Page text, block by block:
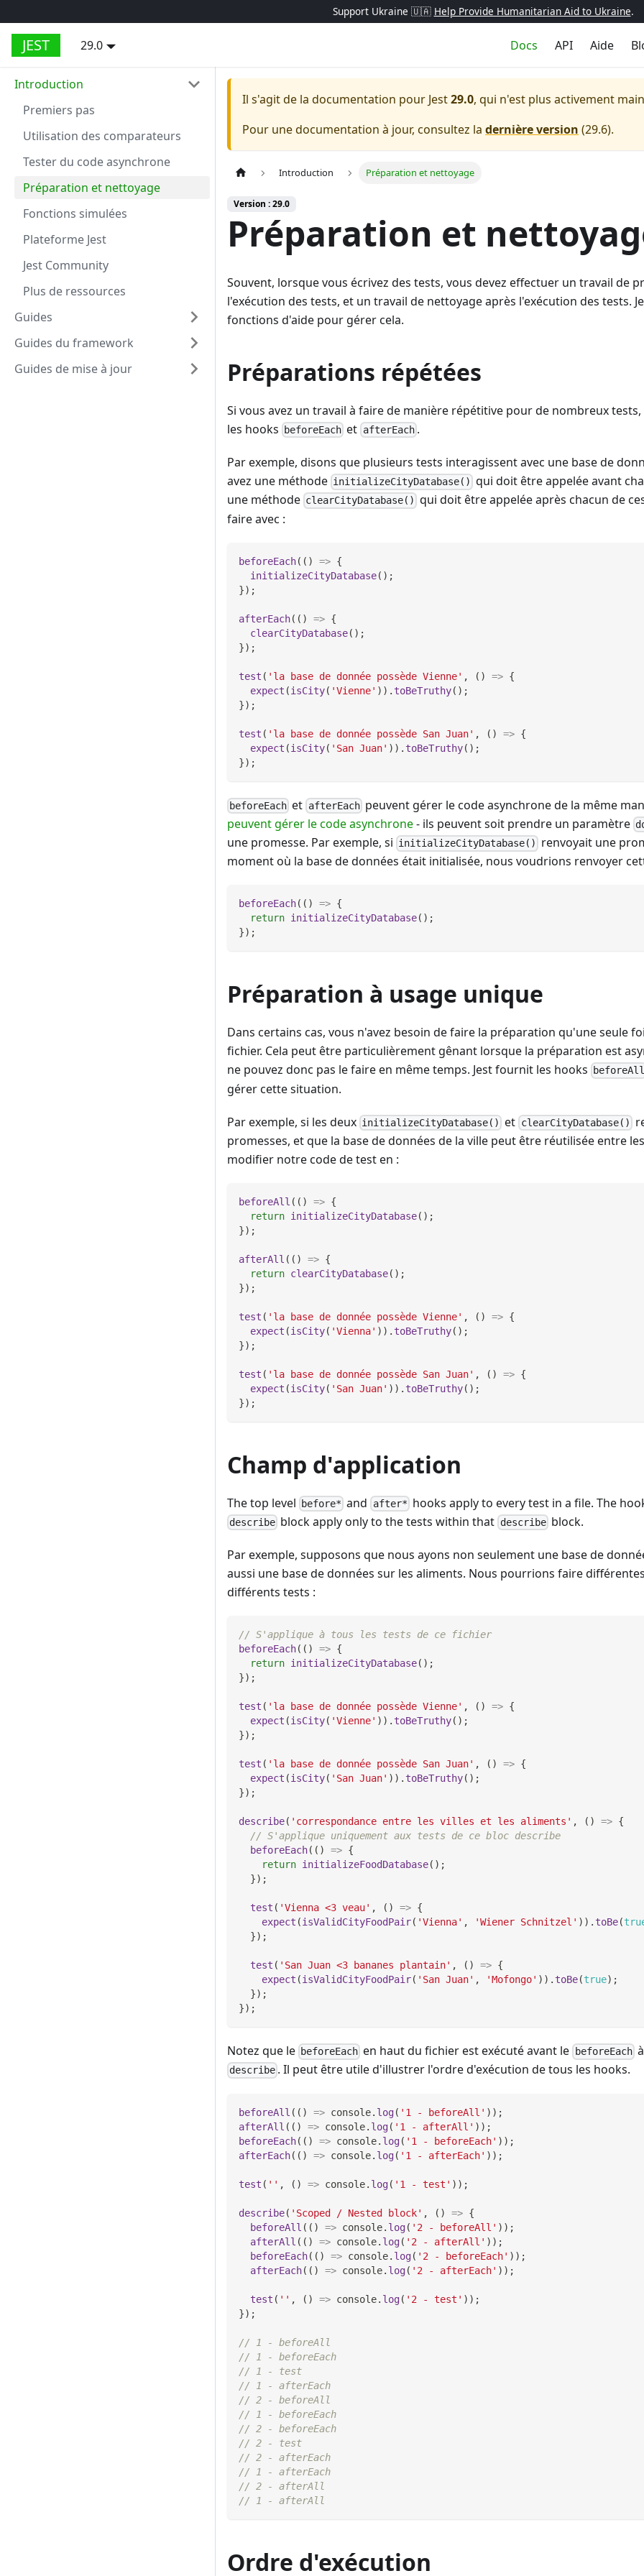
Support Ukraine 🇺🇦 Help Provide Humanitarian Aid to Ukraine.
JEST 29.0 Docs API Aide
Introduction
Premiers pas
Utilisation des comparateurs
Tester du code asynchrone
Préparation et nettoyage
Fonctions simulées
Plateforme Jest
Jest Community
Plus de ressources
Guides
Guides du framework
Guides de mise à jour
Il s'agit de la documentation pour Jest29.0, qui n'est plus activement
Pour une documentation à jour, consultez la dernière version (29.6).
Introduction Préparation et nettoyage
Version : 29.0
Préparation et
Souvent, lorsque vous écrivez des tests, vous devez effectuer un travail de
l'exécution des tests, et un travail de nettoyage après l'exécution des tests.
fonctions d'aide pour gérer cela.
Préparations répétées
Si vous avez un travail à faire de manière répétitive pour de nombreux
les hooks
beforeEach et afterEach.
Par exemple, disons que plusieurs tests interagissent avec une base de
avez une méthode initializeCityDatabase() qui doit être appelée avant
une méthode clearCityDatabase() qui doit être appelée après chacun de
faire avec :
beforeEach( ( ) => {
initializeCityDatabase( ) ;
}) ;
afterEach( ( ) => {
clearCityDatabase( ) ;
}) ;
test ( 'la base de donnée possède Vienne' , ( ) => {
expect (isCity( 'Vienne' ) ) . toBeTruthy( ) ;
}) ;
test ( 'la base de donnée possède San Juan' , ( ) => {
expect (isCity( 'San Juan' ) ) . toBeTruthy( ) ;
}) ;
beforeEach et afterEachpeuvent gérer le code asynchrone de la même
peuvent gérer le code asynchrone- ils peuvent soit prendre un paramètre
une promesse. Par exemple, si initializeCityDatabase()
renvoyait une
moment où la base de données était initialisée, nous voudrions renvoyer
beforeEach( ( ) => {
return initializeCityDatabase( ) ;
}) ;
Préparation à usage unique
Dans certains cas, vous n'avez besoin de faire la préparation qu'une seule
fichier. Cela peut être particulièrement gênant lorsque la préparation est
ne pouvez donc pas le faire en même temps. Jest fournit les hooks
beforeAll
gérer cette situation.
Par exemple, si les deux initializeCityDatabase() et clearCityDatabase()
promesses, et que la base de données de la ville peut être réutilisée entre
modifier notre code de test en :
beforeAll ( ( ) => {
return initializeCityDatabase( ) ;
}) ;
afterAll ( ( ) => {
return clearCityDatabase( ) ;
}) ;
test ( 'la base de donnée possède Vienne' , ( ) => {
expect (isCity( 'Vienna' ) ) . toBeTruthy( ) ;
}) ;
test ( 'la base de donnée possède San Juan' , ( ) => {
expect (isCity( 'San Juan' ) ) . toBeTruthy( ) ;
}) ;
Champ d'application
The top level before* and after* hooks apply to every test in a file. The
describe block apply only to the tests within that describeblock.
Par exemple, supposons que nous ayons non seulement une base de
aussi une base de données sur les aliments. Nous pourrions faire
différents tests :
// S'applique à tous les tests de ce fichier
beforeEach( ( ) => {
return initializeCityDatabase( ) ;
}) ;
test ( 'la base de donnée possède Vienne' , ( ) => {
expect (isCity( 'Vienne' ) ) . toBeTruthy( ) ;
}) ;
test ( 'la base de donnée possède San Juan' , ( ) => {
expect (isCity( 'San Juan' ) ) . toBeTruthy( ) ;
}) ;
describe( 'correspondance entre les villes et les aliments' , ( ) => {
// S'applique uniquement aux tests de ce bloc describe
beforeEach( ( ) => {
return initializeFoodDatabase( ) ;
}) ;
test ( 'Vienna <3 veau' , ( ) => {
expect (isValidCityFoodPair( 'Vienna' , 'Wiener Schnitzel' ) ) . toBe(
}) ;
test ( 'San Juan <3 bananes plantain' , ( ) => {
expect (isValidCityFoodPair( 'San Juan' , 'Mofongo' ) ) . toBe(true) ;
}) ;
}) ;
Notez que le beforeEach en haut du fichier est exécuté avant le beforeEach
describe . Il peut être utile d'illustrer l'ordre d'exécution de tous les hooks.
beforeAll ( ( ) => console. log( '1 - beforeAll' ) ) ;
afterAll ( ( ) => console. log( '1 - afterAll' ) ) ;
beforeEach( ( ) => console. log( '1 - beforeEach' ) ) ;
afterEach( ( ) => console. log( '1 - afterEach' ) ) ;
test ( '' , ( ) => console. log( '1 - test' ) ) ;
describe( 'Scoped / Nested block' , ( ) => {
beforeAll ( ( ) => console. log( '2 - beforeAll' ) ) ;
afterAll ( ( ) => console. log( '2 - afterAll' ) ) ;
beforeEach( ( ) => console. log( '2 - beforeEach' ) ) ;
afterEach( ( ) => console. log( '2 - afterEach' ) ) ;
test ( '' , ( ) => console. log( '2 - test' ) ) ;
}) ;
// 1 - beforeAll
// 1 - beforeEach
// 1 - test
// 1 - afterEach
// 2 - beforeAll
// 1 - beforeEach
// 2 - beforeEach
// 2 - test
// 2 - afterEach
// 1 - afterEach
// 2 - afterAll
// 1 - afterAll
Ordre d'exécution